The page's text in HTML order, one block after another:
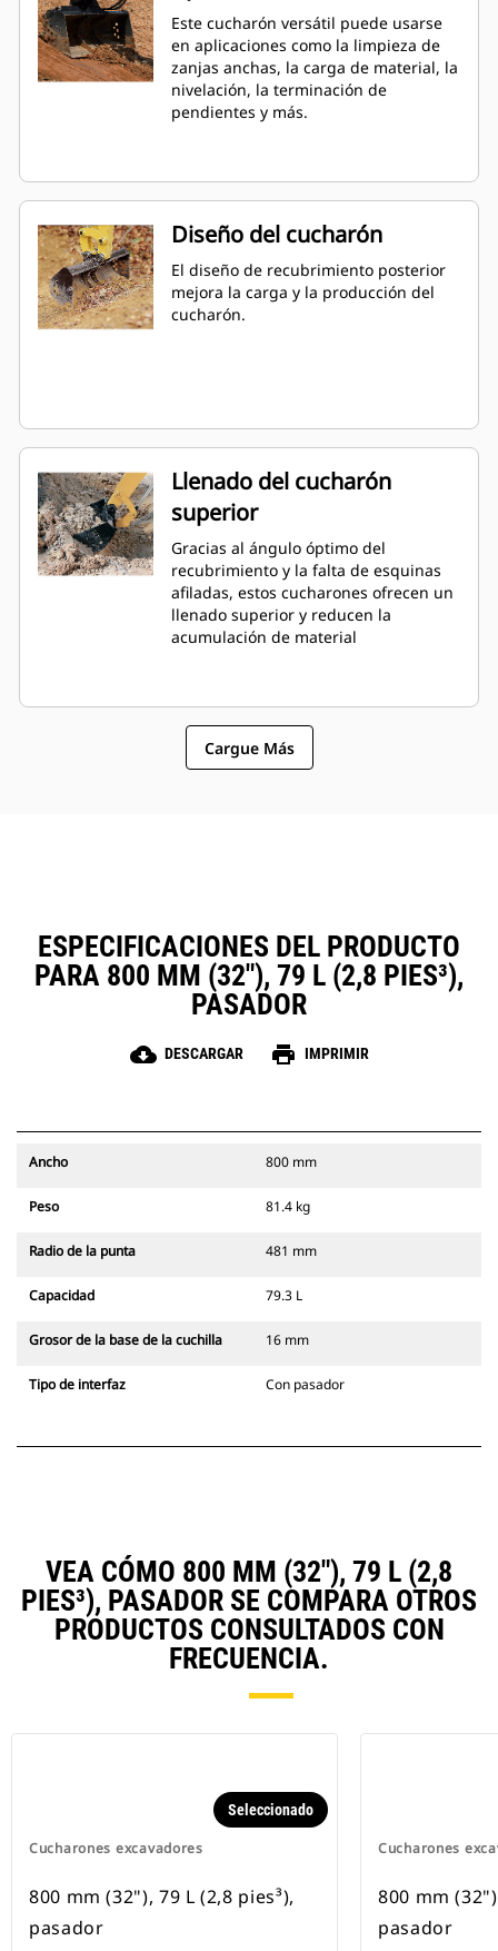
Este cucharón versátil puede usarse
en aplicaciones como la limpieza de
zanjas anchas, la carga de material, la
nivelación, la terminación de
pendientes y más.
Diseño del cucharón
El diseño de recubrimiento posterior
mejora la carga y la producción del
cucharón.
Llenado del cucharón
superior
Gracias al ángulo óptimo del
recubrimiento y la falta de esquinas
afiladas, estos cucharones ofrecen un
llenado superior y reducen la
acumulación de material
Cargue Más
ESPECIFICACIONES DEL PRODUCTO
PARA 800 MM (32"), 79 L (2,8 PIES³),
PASADOR
cloud_download DESCARGAR print IMPRIMIR
Ancho 800 mm
Peso 81.4 kg
Radio de la punta 481 mm
Capacidad 79.3 L
Grosor de la base de la cuchilla 16 mm
Tipo de interfaz Con pasador
VEA CÓMO 800 MM (32"), 79 L (2,8
PIES³), PASADOR SE COMPARA OTROS
PRODUCTOS CONSULTADOS CON
FRECUENCIA.
Cucharones excavadores
Seleccionado
800 mm (32"), 79 L (2,8 pies³),
pasador
Cucharones
800 mm
pasador